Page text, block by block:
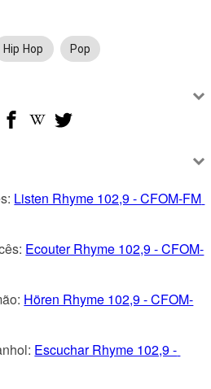
Hip Hop Pop
Listen Rhyme 102,9 - CFOM-FM
Ecouter Rhyme 102,9 - CFOM-
Hören Rhyme 102,9 - CFOM-
Escuchar Rhyme 102,9 -